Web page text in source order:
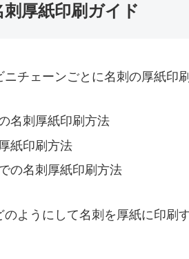
厚紙印刷ガイド
チェーンごとに名刺の厚紙印
名刺厚紙印刷方法
紙印刷方法
の名刺厚紙印刷方法
ようにして名刺を厚紙に印刷